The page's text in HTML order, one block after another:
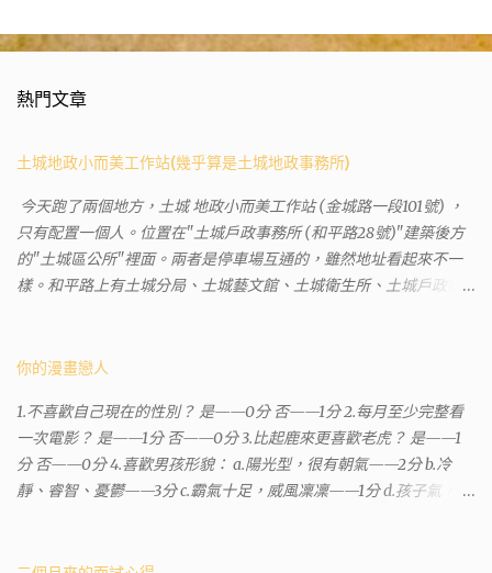
熱門文章
土城地政小而美工作站(幾乎算是土城地政事務所)
今天跑了兩個地方，土城 地政小而美工作站 (金城路一段101號) ，
只有配置一個人。位置在"土城戶政事務所 (和平路28號)"建築後方
的"土城區公所"裡面。兩者是停車場互通的，雖然地址看起來不一
樣。和平路上有土城分局、土城藝文館、土城衛生所、土城戶政事
沒有正式的地政事務所，只有地政小而美工作站 ，也已經能處理大
到以後還真嚇了一跳，這一看就有問題。要是我拿著那不被承認、
有問題的幽靈合約恐怕還調不到資源。但我不知道審判時法官會不
會去調閱這些資料。因為沒把握每個法官或檢察官都公正細心，在
案牘勞形中，會願意為了這種小人物受害案件去挖出更大的黑幕。
你的漫畫戀人
1.不喜歡自己現在的性別？ 是——0分 否——1分 2.每月至少完整看
一次電影？ 是——1分 否——0分 3.比起鹿來更喜歡老虎？ 是——1
分 否——0分 4.喜歡男孩形貌： a.陽光型，很有朝氣——2分 b.冷
靜、睿智、憂鬱——3分 c.霸氣十足，威風凜凜——1分 d.孩子氣，十